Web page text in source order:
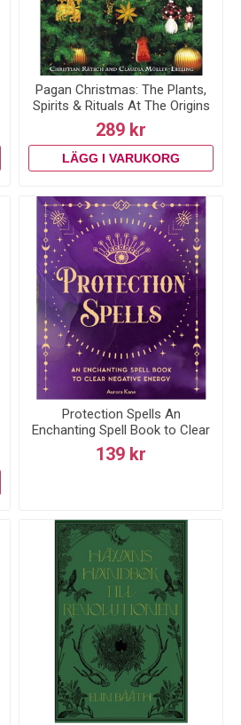
Pagan Christmas: The Plants,
Spirits & Rituals At The Origins
Of Yuletide (O)
289 kr
Protection Spells An
Enchanting Spell Book to Clear
Negative
139 kr